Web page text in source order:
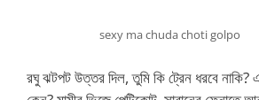
sexy ma chuda choti golpo
রঘু ঝটপট উত্তর দিল, তুমি কি ট্রেন ধরবে